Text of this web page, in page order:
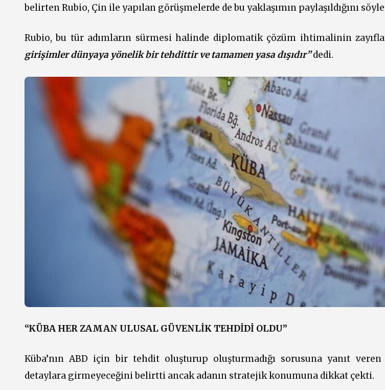
belirten Rubio, Çin ile yapılan görüşmelerde de bu yaklaşımın paylaşıldığını
Rubio, bu tür adımların sürmesi halinde diplomatik çözüm ihtimalinin
girişimler dünyaya yönelik bir tehdittir ve tamamen yasa dışıdır”dedi.
“KÜBA HER ZAMAN ULUSAL GÜVENLİK TEHDİDİ OLDU”
Küba’nın ABD için bir tehdit oluşturup oluşturmadığı sorusuna yanıt
detaylara girmeyeceğini belirtti ancak adanın stratejik konumuna dikkat çekti.